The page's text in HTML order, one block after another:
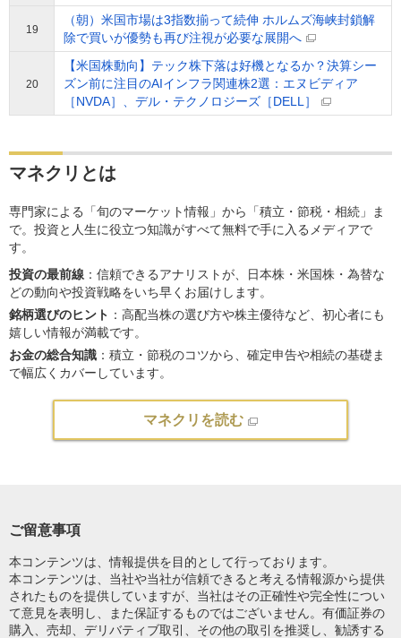
19
（朝）米国市場は3指数揃って続伸 ホルムズ海峡封鎖解
除で買いが優勢も再び注視が必要な展開へ
20
【米国株動向】テック株下落は好機となるか？決算シー
ズン前に注目のAIインフラ関連株2選：エヌビディア
［NVDA］、デル・テクノロジーズ［DELL］
マネクリとは
専門家による「旬のマーケット情報」から「積立・節税・相続」ま
で。投資と人生に役立つ知識がすべて無料で手に入るメディアで
す。
投資の最前線 ：信頼できるアナリストが、日本株・米国株・為替な
どの動向や投資戦略をいち早くお届けします。
銘柄選びのヒント ：高配当株の選び方や株主優待など、初心者にも
嬉しい情報が満載です。
お金の総合知識 ：積立・節税のコツから、確定申告や相続の基礎ま
で幅広くカバーしています。
マネクリを読む
ご留意事項
本コンテンツは、情報提供を目的として行っております。
本コンテンツは、当社や当社が信頼できると考える情報源から提供
されたものを提供していますが、当社はその正確性や完全性につい
て意見を表明し、また保証するものではございません。有価証券の
購入、売却、デリバティブ取引、その他の取引を推奨し、勧誘する